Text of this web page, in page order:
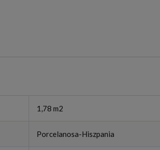
1,78 m2
Porcelanosa-Hiszpania